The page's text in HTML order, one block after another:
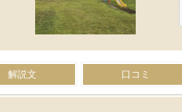
解説文 口コミ